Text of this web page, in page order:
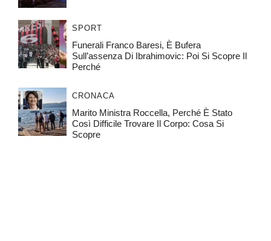
SPORT
Funerali Franco Baresi, È Bufera
Sull’assenza Di Ibrahimovic: Poi Si Scopre Il
Perché
CRONACA
Marito Ministra Roccella, Perché È Stato
Così Difficile Trovare Il Corpo: Cosa Si
Scopre